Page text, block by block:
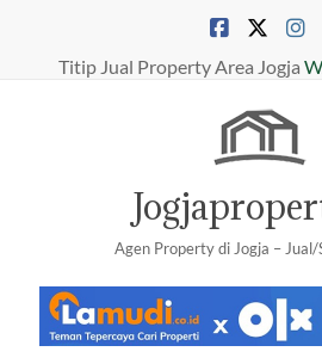
contentTitip Jual Property Area Jogja
Agen Property di Jogja –